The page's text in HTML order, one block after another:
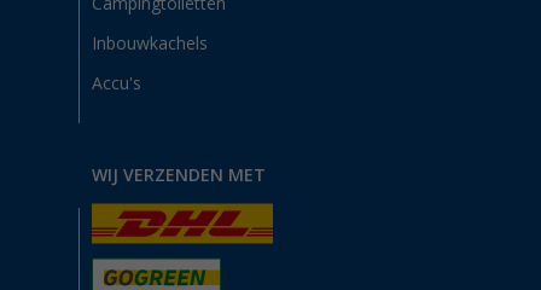
Campingtoiletten
Inbouwkachels
Accu's
WIJ VERZENDEN MET